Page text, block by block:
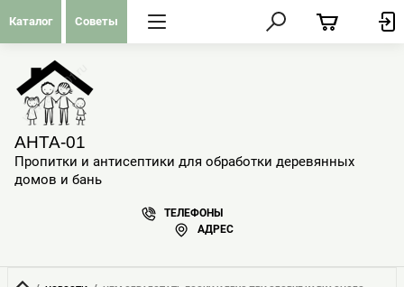
Каталог Советы
АНТА-01
Пропитки и антисептики для обработки деревянных
домов и бань
ТЕЛЕФОНЫ
АДРЕС